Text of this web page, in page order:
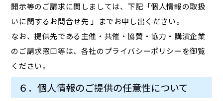
開示等のご請求に関しましては、下記「個人情報の取扱
いに関するお問合せ先 」までお申し出ください。
なお、提供先である主催・共催・協賛・協力・講演企業
のご請求窓口等は、各社のプライバシーポリシーを御覧
ください。
６．個人情報のご提供の任意性について